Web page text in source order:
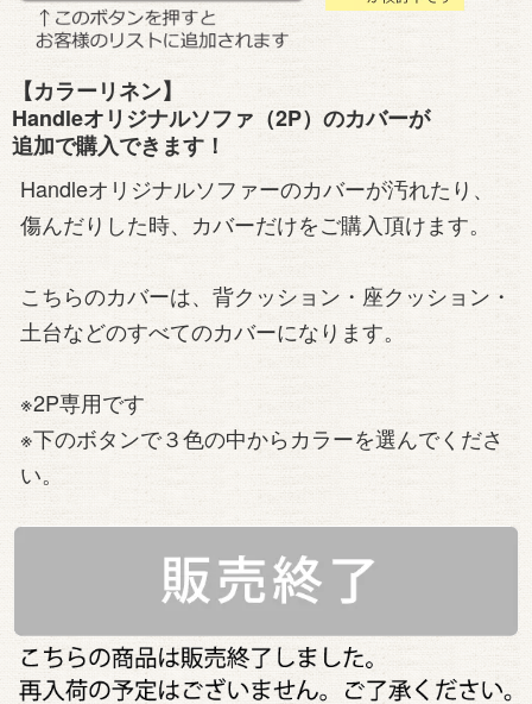
【カラーリネン】
Handleオリジナルソファ（2P）のカバーが
追加で購入できます！
Handleオリジナルソファーのカバーが汚れたり、
傷んだりした時、カバーだけをご購入頂けます。
こちらのカバーは、背クッション・座クッション・
土台などのすべてのカバーになります。
※2P専用です
※下のボタンで３色の中からカラーを選んでくださ
い。